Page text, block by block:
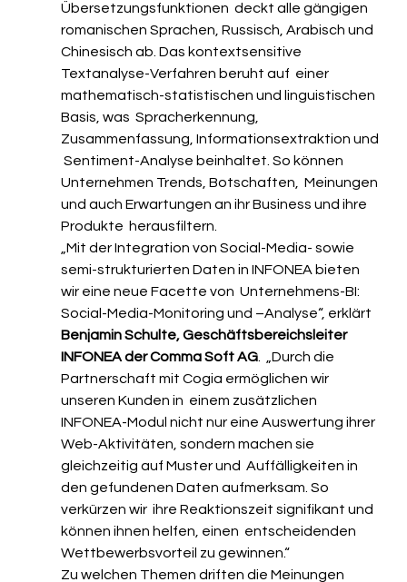
Übersetzungsfunktionen  deckt alle gängigen
romanischen Sprachen, Russisch, Arabisch und
Chinesisch ab. Das kontextsensitive
Textanalyse-Verfahren beruht auf  einer
mathematisch-statistischen und linguistischen
Basis, was  Spracherkennung,
Zusammenfassung, Informationsextraktion und
Sentiment-Analyse beinhaltet. So können
Unternehmen Trends, Botschaften,  Meinungen
und auch Erwartungen an ihr Business und ihre
Produkte  herausfiltern.
„Mit der Integration von Social-Media- sowie
semi-strukturierten Daten in INFONEA bieten
wir eine neue Facette von  Unternehmens-BI:
Social-Media-Monitoring und –Analyse“, erklärt
Benjamin Schulte, Geschäftsbereichsleiter
INFONEA der Comma Soft AG.  „Durch die
Partnerschaft mit Cogia ermöglichen wir
unseren Kunden in  einem zusätzlichen
INFONEA-Modul nicht nur eine Auswertung ihrer
Web-Aktivitäten, sondern machen sie
gleichzeitig auf Muster und  Auffälligkeiten in
den gefundenen Daten aufmerksam. So
verkürzen wir  ihre Reaktionszeit signifikant und
können ihnen helfen, einen  entscheidenden
Wettbewerbsvorteil zu gewinnen.“
Zu welchen Themen driften die Meinungen